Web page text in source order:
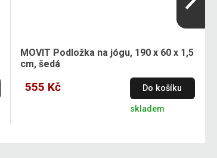
MOVIT Podložka na jógu, 190 x 60 x 1,5
cm, šedá
555 Kč Do košíku
skladem